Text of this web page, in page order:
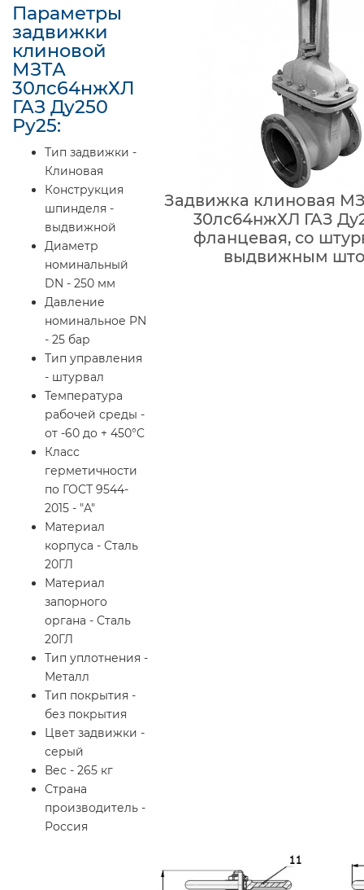
Параметры
задвижки
клиновой
МЗТА
30лс64нжХЛ
ГАЗ Ду250
Ру25:
Тип задвижки -
Клиновая
Конструкция
шпинделя -
выдвижной
Диаметр
номинальный
DN - 250 мм
Давление
номинальное PN
- 25 бар
Тип управления
- штурвал
Температура
рабочей среды -
от -60 до + 450°C
Класс
герметичности
по ГОСТ 9544-
2015 - "A"
Материал
корпуса - Сталь
20ГЛ
Материал
запорного
органа - Сталь
20ГЛ
Тип уплотнения -
Металл
Тип покрытия -
без покрытия
Цвет задвижки -
серый
Вес - 265 кг
Страна
производитель -
Россия
Задвижка клиновая
30лс64нжХЛ ГАЗ
фланцевая, со
выдвижным